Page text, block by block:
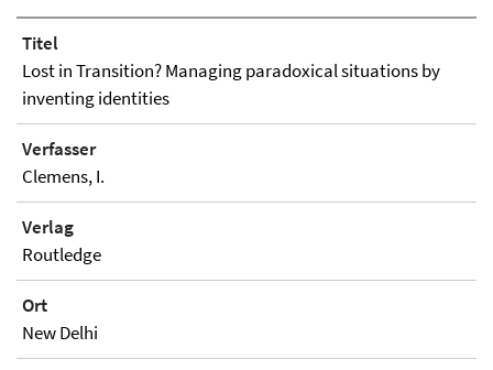
Titel
Lost in Transition? Managing paradoxical situations by
inventing identities
Verfasser
Clemens, I.
Verlag
Routledge
Ort
New Delhi